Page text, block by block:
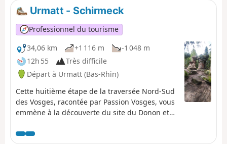
TMV (Traversée du Massif Vosgien). N.B. La première
partie de ce parcours (du départ au point (7)) se fait sur
route goudronnée.
Urmatt - Schirmeck
Professionnel du tourisme
34,06 km
+1 116 m
-1 048 m
12h 55
Très difficile
Départ à Urmatt (Bas-Rhin)
Cette huitième étape de la traversée Nord-Sud
des Vosges, racontée par Passion Vosges, vous
emmène à la découverte du site du Donon et
randonnée est assuré par Romain Gascon et